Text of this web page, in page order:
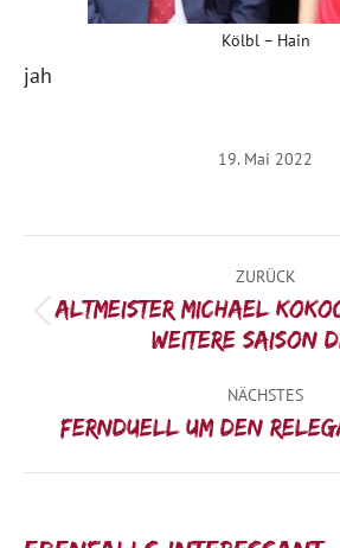
Kölbl – Hain
jah
19. Mai 2022
ZURÜCK
Beitrag:
Altmeister Michael
weitere Saison
NÄCHSTES
Fernduell um den